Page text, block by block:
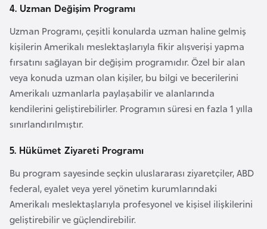
4. Uzman Değişim Programı
Uzman Programı, çeşitli konularda uzman haline gelmiş
kişilerin Amerikalı meslektaşlarıyla fikir alışverişi yapma
fırsatını sağlayan bir değişim programıdır. Özel bir alan
veya konuda uzman olan kişiler, bu bilgi ve becerilerini
Amerikalı uzmanlarla paylaşabilir ve alanlarında
kendilerini geliştirebilirler. Programın süresi en fazla 1 yılla
sınırlandırılmıştır.
5. Hükümet Ziyareti Programı
Bu program sayesinde seçkin uluslararası ziyaretçiler, ABD
federal, eyalet veya yerel yönetim kurumlarındaki
Amerikalı meslektaşlarıyla profesyonel ve kişisel ilişkilerini
geliştirebilir ve güçlendirebilir.
n
B
u
r
k
i
n
a
F
a
s
o